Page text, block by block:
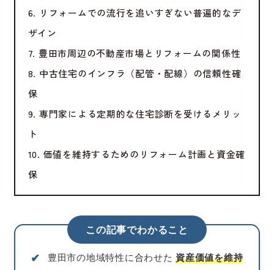
6. リフォームでの流行を追いすぎない普遍的なデ
ザイン
7. 豊田市周辺の不動産市場とリフォームの関係性
8. 中古住宅のインフラ（配管・配線）の信頼性確
保
9. 専門家による定期的な住宅診断を受けるメリッ
ト
10. 価値を維持するためのリフォーム計画と資金確
保
この記事でわかること
✔︎ 豊田市の地域特性に合わせた資産価値を維持